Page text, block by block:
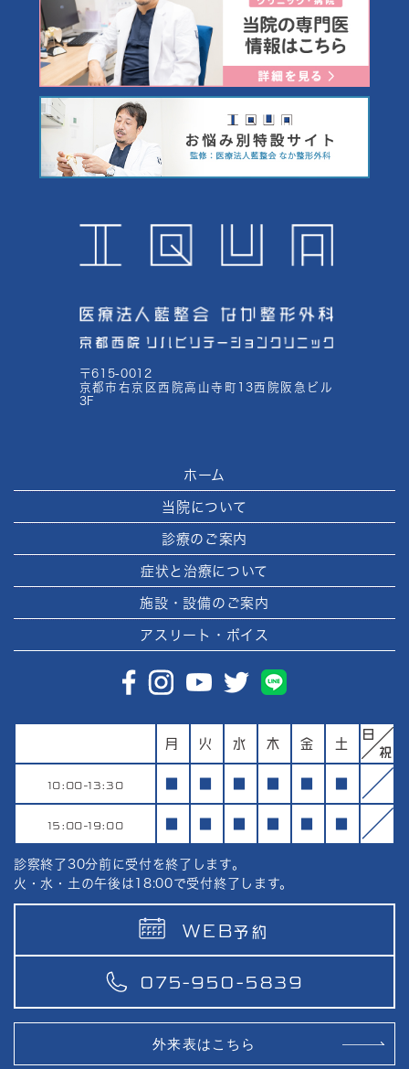
〒615-0012
京都市右京区西院高山寺町13西院阪急ビル
3F
ホーム
当院について
診療のご案内
症状と治療について
施設・設備のご案内
アスリート・ボイス
月 火 水 木 金 土
10:00-13:30
15:00-19:00
診察終了30分前に受付を終了します。
火・水・土の午後は18:00で受付終了します。
WEB予約
075-950-5839
外来表はこちら